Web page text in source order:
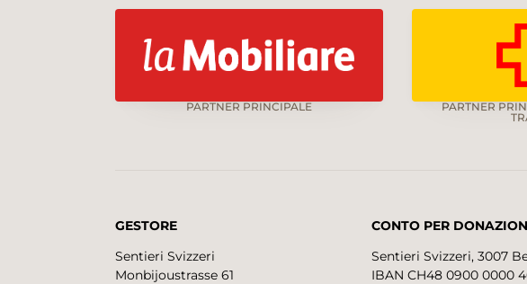
PARTNER PRINCIPALE
PARTNER
GESTORE
Sentieri Svizzeri
Monbijoustrasse 61
CONTO PER
Sentieri Svizzeri, 3007
IBAN CH48 0900 0000